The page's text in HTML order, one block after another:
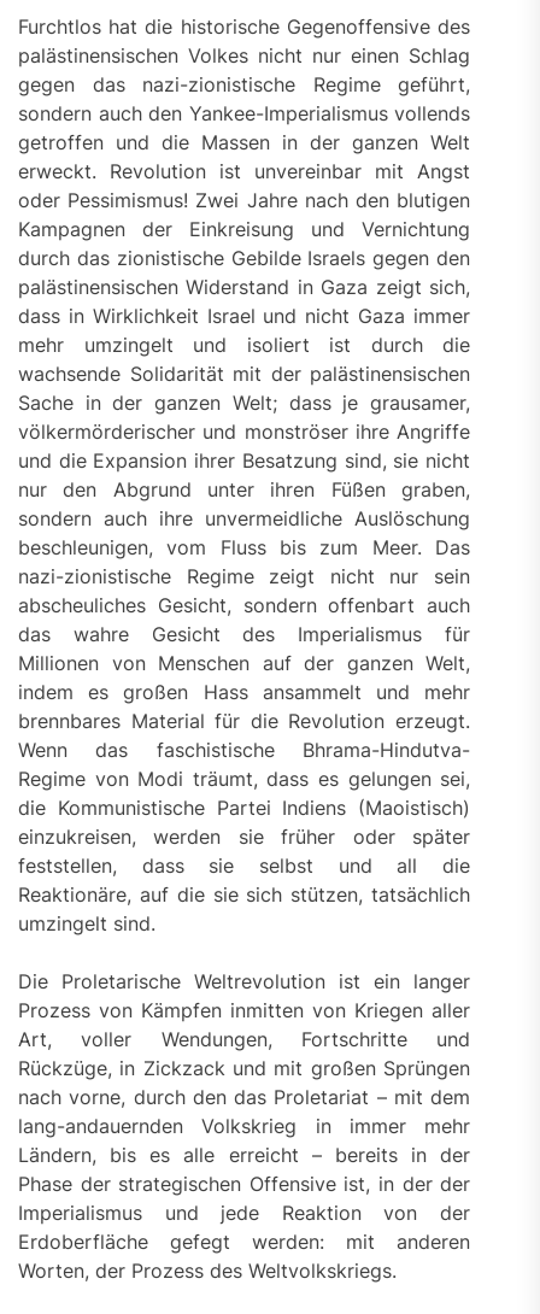
Furchtlos hat die historische Gegenoffensive des
palästinensischen Volkes nicht nur einen Schlag
gegen das nazi-zionistische Regime geführt,
sondern auch den Yankee-Imperialismus vollends
getroffen und die Massen in der ganzen Welt
erweckt. Revolution ist unvereinbar mit Angst
oder Pessimismus! Zwei Jahre nach den blutigen
Kampagnen der Einkreisung und Vernichtung
durch das zionistische Gebilde Israels gegen den
palästinensischen Widerstand in Gaza zeigt sich,
dass in Wirklichkeit Israel und nicht Gaza immer
mehr umzingelt und isoliert ist durch die
wachsende Solidarität mit der palästinensischen
Sache in der ganzen Welt; dass je grausamer,
völkermörderischer und monströser ihre Angriffe
und die Expansion ihrer Besatzung sind, sie nicht
nur den Abgrund unter ihren Füßen graben,
sondern auch ihre unvermeidliche Auslöschung
beschleunigen, vom Fluss bis zum Meer. Das
nazi-zionistische Regime zeigt nicht nur sein
abscheuliches Gesicht, sondern offenbart auch
das wahre Gesicht des Imperialismus für
Millionen von Menschen auf der ganzen Welt,
indem es großen Hass ansammelt und mehr
brennbares Material für die Revolution erzeugt.
Wenn das faschistische Bhrama-Hindutva-
Regime von Modi träumt, dass es gelungen sei,
die Kommunistische Partei Indiens (Maoistisch)
einzukreisen, werden sie früher oder später
feststellen, dass sie selbst und all die
Reaktionäre, auf die sie sich stützen, tatsächlich
umzingelt sind.
Die Proletarische Weltrevolution ist ein langer
Prozess von Kämpfen inmitten von Kriegen aller
Art, voller Wendungen, Fortschritte und
Rückzüge, in Zickzack und mit großen Sprüngen
nach vorne, durch den das Proletariat – mit dem
lang-andauernden Volkskrieg in immer mehr
Ländern, bis es alle erreicht – bereits in der
Phase der strategischen Offensive ist, in der der
Imperialismus und jede Reaktion von der
Erdoberfläche gefegt werden: mit anderen
Worten, der Prozess des Weltvolkskriegs.